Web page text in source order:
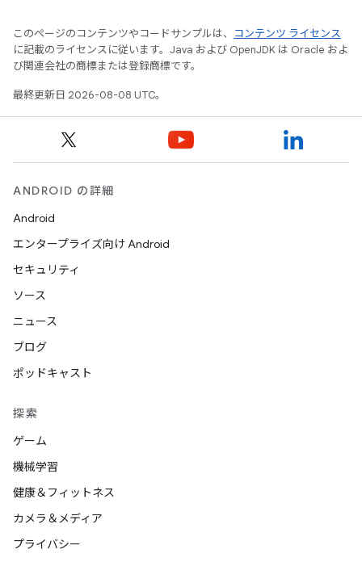
このページのコンテンツやコードサンプルは、
コンテンツ ライセンス
に記載のライセンスに従います。Java および OpenJDK は Oracle およ
び関連会社の商標または登録商標です。
最終更新日 2026-08-08 UTC。
ANDROID の詳細
Android
エンタープライズ向け Android
セキュリティ
ソース
ニュース
ブログ
ポッドキャスト
探索
ゲーム
機械学習
健康＆フィットネス
カメラ＆メディア
プライバシー